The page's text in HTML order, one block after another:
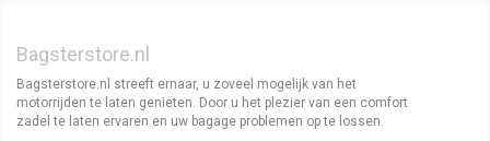
Bagsterstore.nl
Bagsterstore.nl streeft ernaar, u zoveel mogelijk van het
motorrijden te laten genieten. Door u het plezier van een comfort
zadel te laten ervaren en uw bagage problemen op te lossen.